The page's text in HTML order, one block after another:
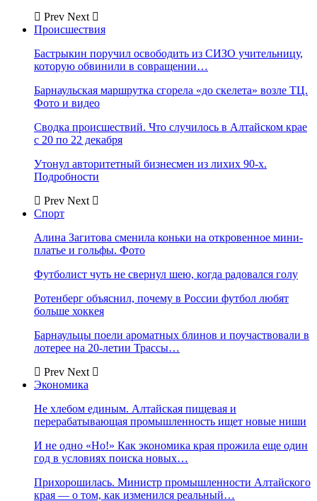
Prev Next
Происшествия
Бастрыкин поручил освободить из СИЗО учительницу,
которую обвинили в совращении…
Барнаульская маршрутка сгорела «до скелета» возле ТЦ.
Фото и видео
Сводка происшествий. Что случилось в Алтайском крае
с 20 по 22 декабря
Утонул авторитетный бизнесмен из лихих 90-х.
Подробности
Prev Next
Спорт
Алина Загитова сменила коньки на откровенное мини-
платье и гольфы. Фото
Футболист чуть не свернул шею, когда радовался голу
Ротенберг объяснил, почему в России футбол любят
больше хоккея
Барнаульцы поели ароматных блинов и поучаствовали в
лотерее на 20-летии Трассы…
Prev Next
Экономика
Не хлебом единым. Алтайская пищевая и
перерабатывающая промышленность ищет новые ниши
И не одно «Но!» Как экономика края прожила еще один
год в условиях поиска новых…
Прихорошилась. Министр промышленности Алтайского
края — о том, как изменился реальный…